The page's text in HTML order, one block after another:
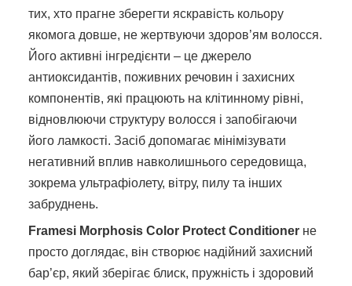
тих, хто прагне зберегти яскравість кольору
якомога довше, не жертвуючи здоров’ям волосся.
Його активні інгредієнти – це джерело
антиоксидантів, поживних речовин і захисних
компонентів, які працюють на клітинному рівні,
відновлюючи структуру волосся і запобігаючи
його ламкості. Засіб допомагає мінімізувати
негативний вплив навколишнього середовища,
зокрема ультрафіолету, вітру, пилу та інших
забруднень.
Framesi Morphosis Color Protect Conditioner не
просто доглядає, він створює надійний захисний
бар’єр, який зберігає блиск, пружність і здоровий